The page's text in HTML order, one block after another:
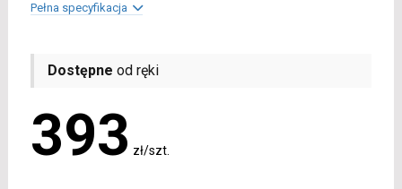
Pełna specyfikacja
Dostępne od ręki
393 zł/szt.